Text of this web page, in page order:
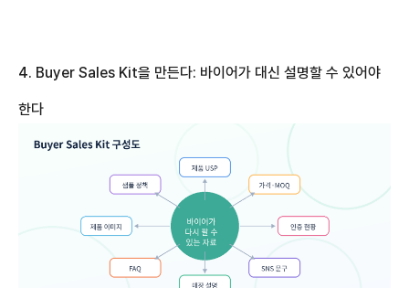
4. Buyer Sales Kit을 만든다: 바이어가 대신 설명할 수 있어야
한다